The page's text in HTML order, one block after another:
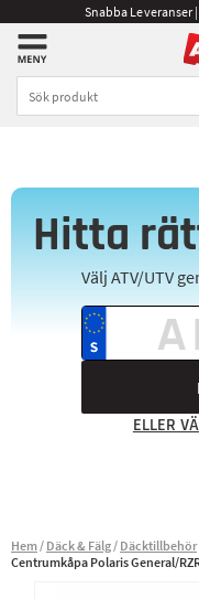
Snabba Leveranser
Hitta
Välj ATV/UTV
ELLER
Hem Däck & Fälg Däcktillbehör
Centrumkåpa Polaris General/